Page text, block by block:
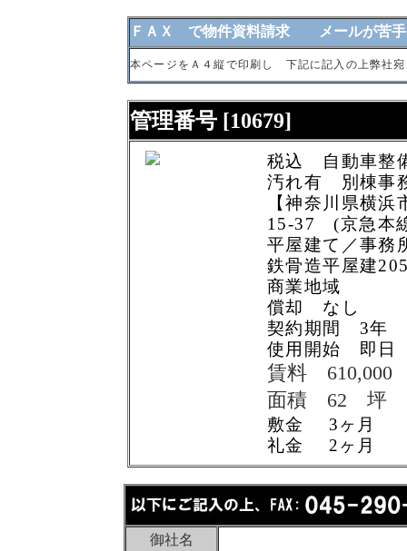
ＦＡＸ で物件資料請求 メールが苦手
本ページをＡ４縦で印刷し 下記に記入の上弊
管理番号 [10679]
税込 自動車整
汚れ有 別棟事
【神奈川県横
15-37 (京急本
平屋建て／事務
鉄骨造平屋建
商業地域
償却 なし
契約期間 3年
使用開始 即日
賃料
面積 62 坪
敷金 3ヶ月
礼金 2ヶ月
御社名